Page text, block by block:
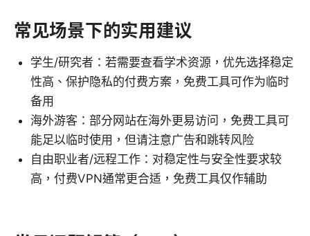
常见场景下的实用建议
学生/研究者：若需要查看学术资源，优先选择稳定
性高、保护隐私的付费方案，免费工具可作为临时
备用
海外游客：部分网站在海外更易访问，免费工具可
能足以临时使用，但请注意广告和跳转风险
自由职业者/远程工作：对稳定性与安全性要求较
高，付费VPN通常更合适，免费工具仅作辅助